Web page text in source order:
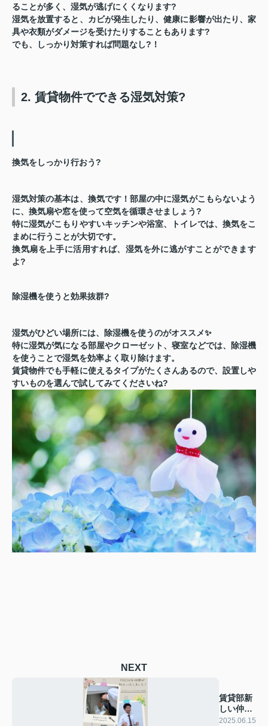
ることが多く、湿気が逃げにくくなります?
湿気を放置すると、 カビが発生したり、健康に影響が出たり、家
具や衣類がダメージを受けたりすることもあります?
でも、しっかり対策すれば問題なし?！
2. 賃貸物件でできる湿気対策?️
換気をしっかり行おう?
湿気対策の基本は、 換気です！部屋の中に湿気がこもらないよう
に、 換気扇や窓を使って空気を循環させましょう?️
特に湿気がこもりやすいキッチンや浴室、トイレでは、換気をこ
まめに行うことが大切です。
換気扇を上手に活用すれば、湿気を外に逃がすことができます
よ?
除湿機を使うと効果抜群?
湿気がひどい場所には、 除湿機を使うのがオススメ✨
特に湿気が気になる部屋やクローゼット、寝室などでは、除湿機
を使うことで湿気を効率よく取り除けます。
賃貸物件でも手軽に使えるタイプがたくさんあるので、設置しや
すいものを選んで試してみてくださいね?
NEXT
賃貸部新
しい仲間
のご紹介
2025.06.15